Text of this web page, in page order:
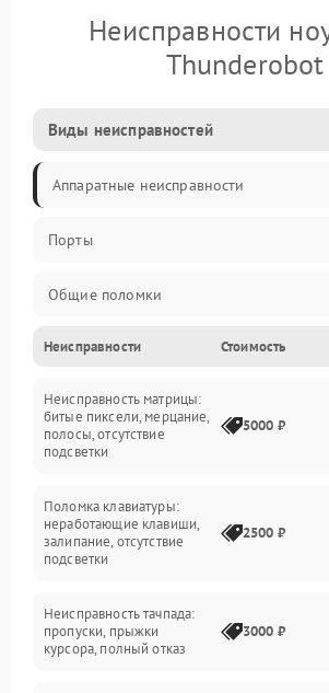
Неисправности
Thunderobot
Виды неисправностей
Аппаратные неисправности
Порты
Общие поломки
Устройства
Программные ошибки
Электрические и системные сбои
Интерфейсные проблемы
Батарея
Сеть и интернет
Неисправности Стоимость
Неисправность матрицы:
битые пиксели, мерцание,
полосы, отсутствие
подсветки
5000 ₽
Поломка клавиатуры:
неработающие клавиши,
залипание, отсутствие
подсветки
2500 ₽
Неисправность тачпада:
пропуски, прыжки
курсора, полный отказ
3000 ₽